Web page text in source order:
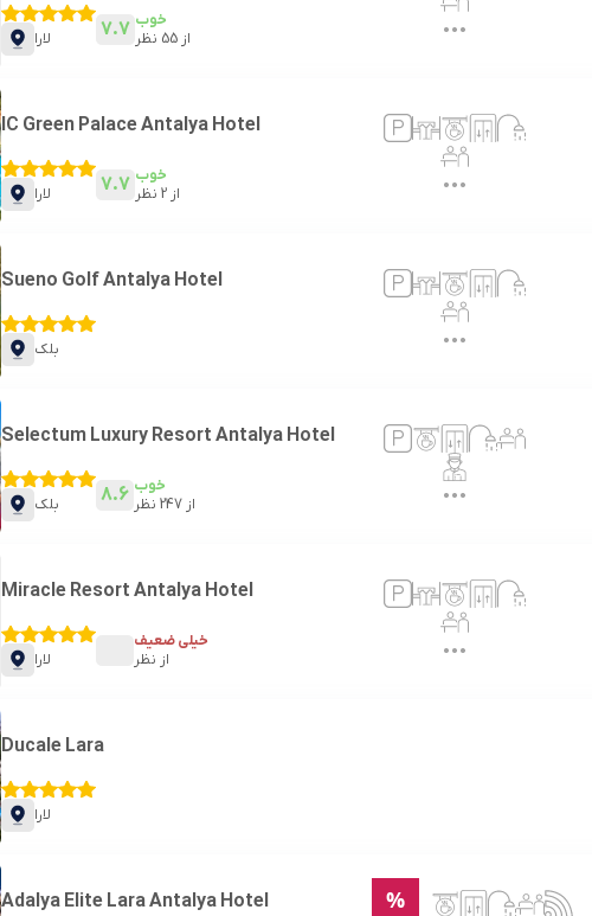
لارا 7.7 خوب
از 55 نظر
IC Green Palace Antalya Hotel
لارا 7.7 خوب
از 2نظر
Sueno Golf Antalya Hotel
بلک
Selectum Luxury Resort Antalya Hotel
بلک 8.6 خوب
از 247نظر
Miracle Resort Antalya Hotel
لارا
خیلی ضعیف
از نظر
Ducale Lara
لارا
Adalya Elite Lara Antalya Hotel %